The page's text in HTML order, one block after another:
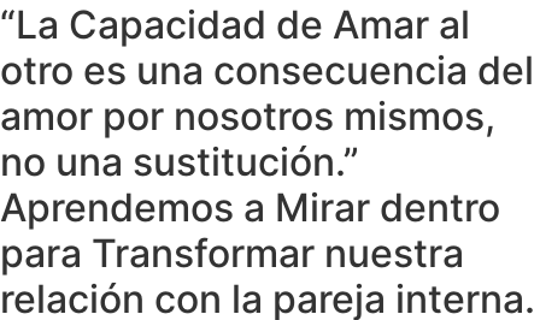
“La Capacidad de Amar al
otro es una consecuencia del
amor por nosotros mismos,
no una sustitución.”
Aprendemos a Mirar dentro
para Transformar nuestra
relación con la pareja interna.